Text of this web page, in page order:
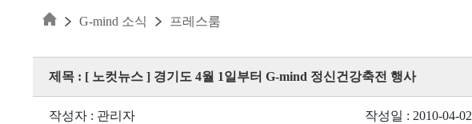
G-mind 소식 프레스룸
제목 : [ 노컷뉴스 ] 경기도 4월 1일부터 G-mind 정신건강축전 행사
작성자 : 관리자 작성일 : 2010-04-02